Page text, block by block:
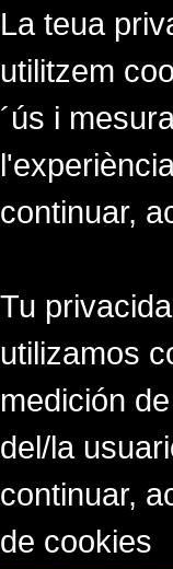
La teua
utilitzem
´ús i
continuar,
Tu
utilizamos
medición
del/la
continuar,
de cookies